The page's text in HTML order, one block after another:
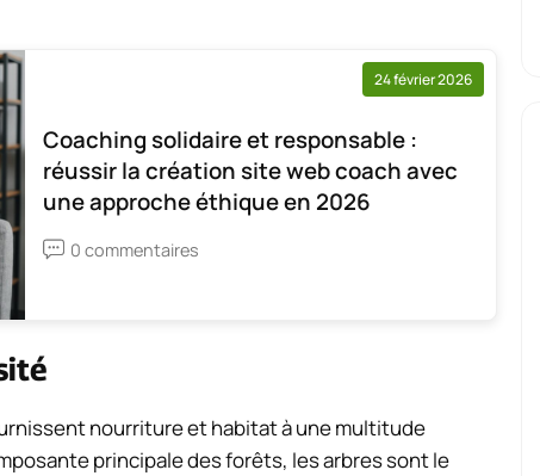
24 février 2026
Coaching solidaire et responsable :
réussir la création site web coach avec
une approche éthique en 2026
0 commentaires
nourriture et habitat à une multitude
principale des forêts, les arbres sont le